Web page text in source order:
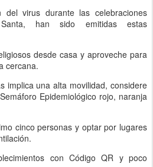
del virus durante las celebraciones
han sido emitidas estas
desde casa y aproveche para
cercana.
implica una alta movilidad, considere
Epidemiológico rojo, naranja
cinco personas y optar por lugares
con Código QR y poco